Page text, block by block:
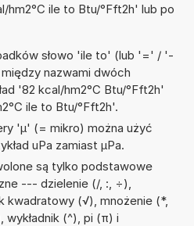
hm2°C ile to Btu/°Fft2h' lub po
słowo 'ile to' (lub '=' / '-
nazwami dwóch
'82 kcal/hm2°C Btu/°Fft2h'
ile to Btu/°Fft2h'.
'µ' (= mikro) można użyć
uPa zamiast µPa.
są tylko podstawowe
--- dzielenie (/, :, ÷),
kwadratowy (√), mnożenie (*,
(^), pi (π) i